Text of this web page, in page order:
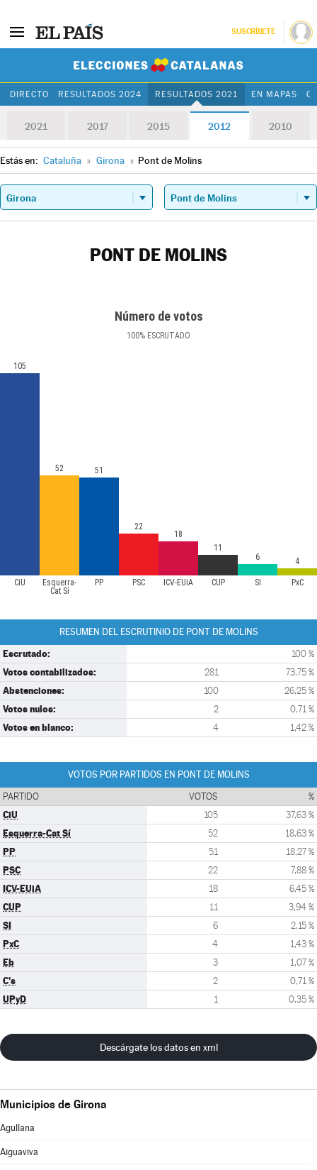
SUSCRÍBETE
DIRECTO RESULTADOS 2024 RESULTADOS 2021 EN MAPAS
2021 2017 2015 2012 2010
Estás en: Cataluña » Girona » Pont de Molins
PONT DE MOLINS
Número de votos
100% ESCRUTADO
CiU
Esquerra-
Cat Sí
PP PSC ICV-EUiA CUP SI PxC
105
52 51
22
18
11
6
4
RESUMEN DEL ESCRUTINIO DE PONT DE MOLINS
Escrutado: 100 %
Votos contabilizados: 281 73,75 %
Abstenciones: 100 26,25 %
Votos nulos: 2 0,71 %
Votos en blanco: 4 1,42 %
VOTOS POR PARTIDOS EN PONT DE MOLINS
PARTIDO VOTOS %
CiU 105 37,63 %
Esquerra-Cat Sí 52 18,63 %
PP 51 18,27 %
PSC 22 7,88 %
ICV-EUiA 18 6,45 %
CUP 11 3,94 %
SI 6 2,15 %
PxC 4 1,43 %
Eb 3 1,07 %
C's 2 0,71 %
UPyD 1 0,35 %
Descárgate los datos en xml
Municipios de Girona
Agullana
Aiguaviva